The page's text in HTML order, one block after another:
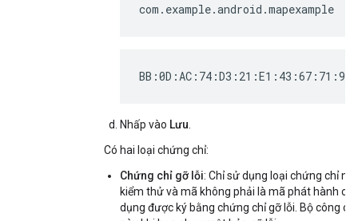
com.example.android.mapexample
Nhấp vào Lưu
Có hai loại chứng chỉ:
Chứng chỉ gỡ lỗi: Chỉ sử dụng loại chứng chỉ
kiểm thử và mã không phải là mã phát hành
dụng được ký bằng chứng chỉ gỡ lỗi. Bộ công